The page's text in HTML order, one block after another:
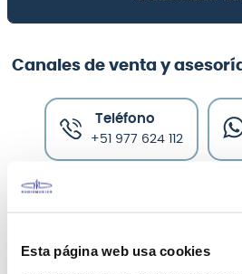
Esta página web usa cookies
Canales de venta y
Teléfono
+51 977 624 112